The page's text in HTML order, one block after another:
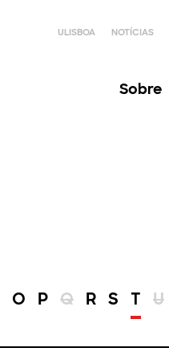
ULISBOA NOTÍCIAS
Sobre
O P Q R S T U